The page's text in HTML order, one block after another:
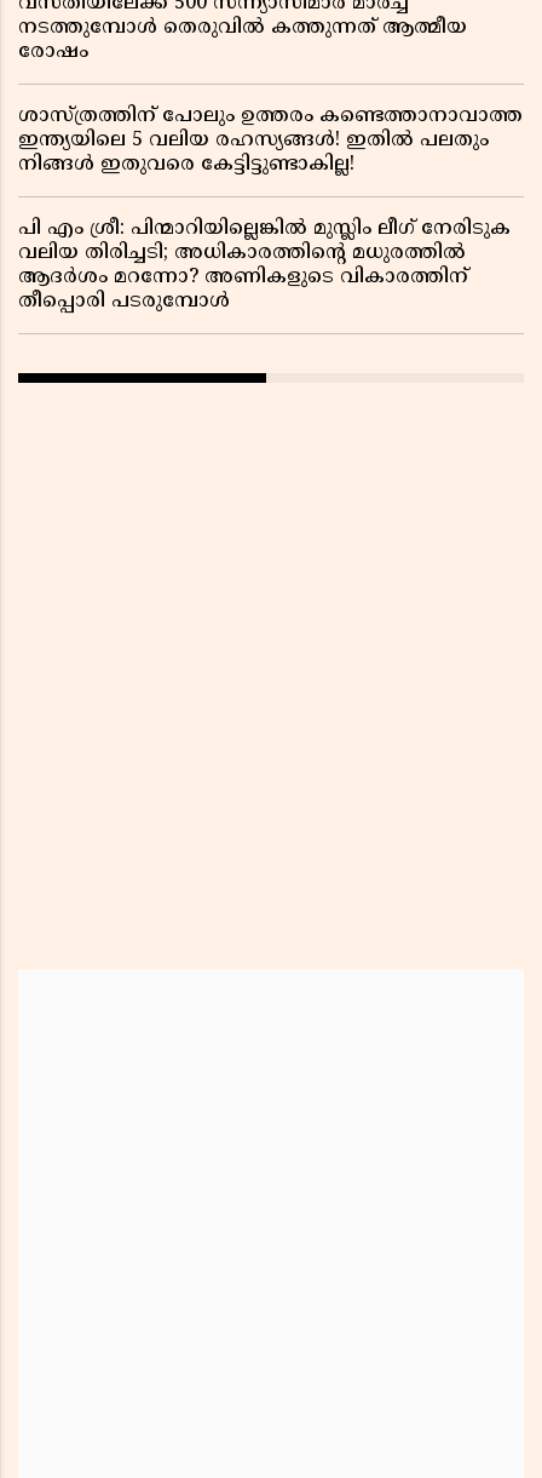
നടത്തുമ്പോൾ തെരുവിൽ കത്തുന്നത് ആത്മീയ
രോഷം
ശാസ്ത്രത്തിന് പോലും ഉത്തരം കണ്ടെത്താനാവാത്ത
ഇന്ത്യയിലെ 5 വലിയ രഹസ്യങ്ങൾ! ഇതിൽ പലതും
നിങ്ങൾ ഇതുവരെ കേട്ടിട്ടുണ്ടാകില്ല!
പി എം ശ്രീ: പിന്മാറിയില്ലെങ്കിൽ മുസ്ലിം ലീഗ് നേരിടുക
വലിയ തിരിച്ചടി; അധികാരത്തിന്റെ മധുരത്തിൽ
ആദർശം മറന്നോ? അണികളുടെ വികാരത്തിന്
തീപ്പൊരി പടരുമ്പോൾ